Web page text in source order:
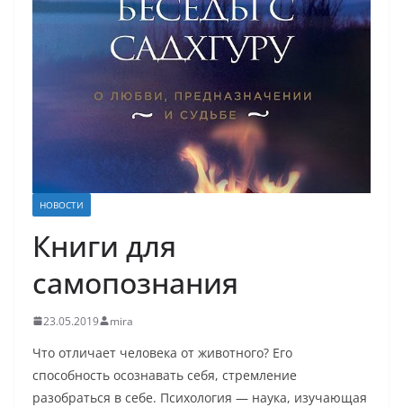
НОВОСТИ
Книги для
самопознания
23.05.2019 mira
Что отличает человека от животного? Его
способность осознавать себя, стремление
разобраться в себе. Психология — наука, изучающая